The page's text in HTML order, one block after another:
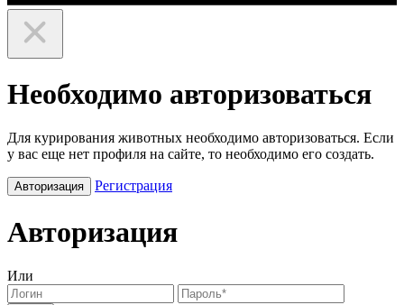
Необходимо авторизоваться
Для курирования животных необходимо авторизоваться. Если
у вас еще нет профиля на сайте, то необходимо его создать.
Авторизация Регистрация
Авторизация
Или